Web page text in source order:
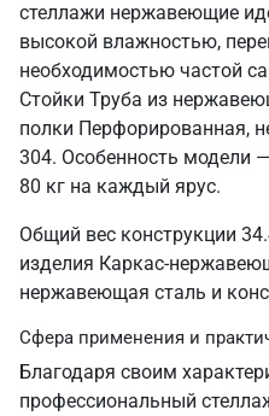
стеллажи нержавеющие
высокой влажностью,
необходимостью частой
Стойки Труба из
полки Перфорированная,
304. Особенность модели
80 кг на каждый ярус.
Общий вес конструкции
изделия Каркас-
нержавеющая сталь и
Сфера применения и
Благодаря своим
профессиональный